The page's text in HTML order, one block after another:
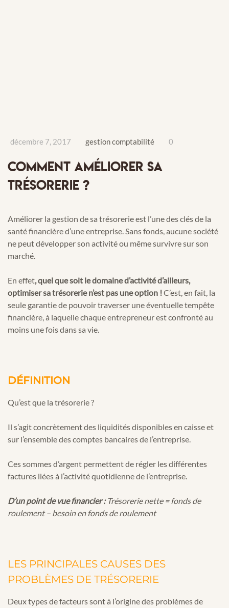
décembre 7, 2017 gestion comptabilité 0
COMMENT AMÉLIORER SA
TRÉSORERIE ?
Améliorer la gestion de sa trésorerie est l’une des clés de la
santé financière d’une entreprise. Sans fonds, aucune société
ne peut développer son activité ou même survivre sur son
marché.
En effet, quel que soit le domaine d’activité d’ailleurs,
optimiser sa trésorerie n’est pas une option !C’est, en fait, la
seule garantie de pouvoir traverser une éventuelle tempête
financière, à laquelle chaque entrepreneur est confronté au
moins une fois dans sa vie.
DÉFINITION
Qu’est que la trésorerie ?
Il s’agit concrètement des liquidités disponibles en caisse et
sur l’ensemble des comptes bancaires de l’entreprise.
Ces sommes d’argent permettent de régler les différentes
factures liées à l’activité quotidienne de l’entreprise.
D’un point de vue financier : Trésorerie nette = fonds de
roulement – besoin en fonds de roulement
LES PRINCIPALES CAUSES DES
PROBLÈMES DE TRÉSORERIE
Deux types de facteurs sont à l’origine des problèmes de